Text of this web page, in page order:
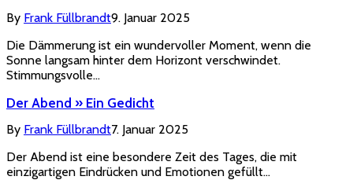
By Frank Füllbrandt9. Januar 2025
Die Dämmerung ist ein wundervoller Moment, wenn die
Sonne langsam hinter dem Horizont verschwindet.
Stimmungsvolle…
Der Abend » Ein Gedicht
By Frank Füllbrandt7. Januar 2025
Der Abend ist eine besondere Zeit des Tages, die mit
einzigartigen Eindrücken und Emotionen gefüllt…